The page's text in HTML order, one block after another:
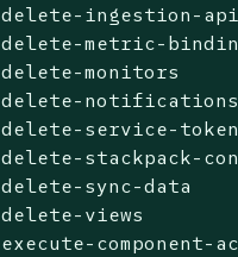
delete-ingestion-
delete-metric-
delete-monitors
delete-
delete-service-
delete-stackpack-
delete-sync-data
delete-views
execute-